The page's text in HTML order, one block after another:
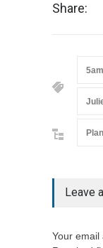
Share:
5am
Leave
Your email